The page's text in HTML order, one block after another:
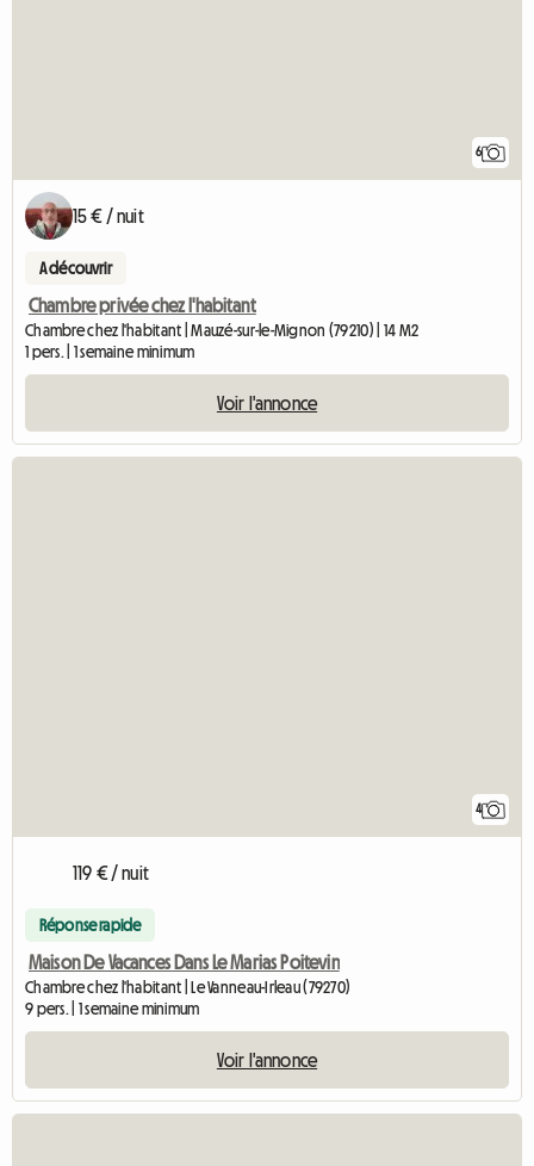
6
15 € / nuit
A découvrir
Chambre privée chez l'habitant
Chambre chez l'habitant | Mauzé-sur-le-Mignon (79210) | 14 M2
1 pers. | 1 semaine minimum
Voir l'annonce
4
119 € / nuit
Réponse rapide
Maison De Vacances Dans Le Marias Poitevin
Chambre chez l'habitant | Le Vanneau-Irleau (79270)
9 pers. | 1 semaine minimum
Voir l'annonce